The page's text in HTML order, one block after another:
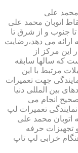
محمد علی
اتوبان محمد علی
جنوب و از شرق تا
ارائه می دهد،رضایت
مرکز از
که سالها سابقه
مرتبط با این
جهت تعمیرات
بین المللی دنیا
انجام می
تعمیرات لپ
اتوبان محمد علی
تجهیزات حرفه
خرابی لپ تاپ